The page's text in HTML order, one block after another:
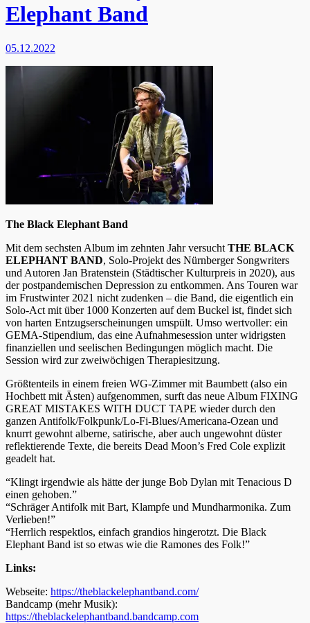
Elephant Band
05.12.2022
The Black Elephant Band
Mit dem sechsten Album im zehnten Jahr versucht THE BLACK
ELEPHANT BAND, Solo-Projekt des Nürnberger Songwriters
und Autoren Jan Bratenstein (Städtischer Kulturpreis in 2020), aus
der postpandemischen Depression zu entkommen. Ans Touren war
im Frustwinter 2021 nicht zudenken – die Band, die eigentlich ein
Solo-Act mit über 1000 Konzerten auf dem Buckel ist, findet sich
von harten Entzugserscheinungen umspült. Umso wertvoller: ein
GEMA-Stipendium, das eine Aufnahmesession unter widrigsten
finanziellen und seelischen Bedingungen möglich macht. Die
Session wird zur zweiwöchigen Therapiesitzung.
Größtenteils in einem freien WG-Zimmer mit Baumbett (also ein
Hochbett mit Ästen) aufgenommen, surft das neue Album FIXING
GREAT MISTAKES WITH DUCT TAPE wieder durch den
ganzen Antifolk/Folkpunk/Lo-Fi-Blues/Americana-Ozean und
knurrt gewohnt alberne, satirische, aber auch ungewohnt düster
reflektierende Texte, die bereits Dead Moon’s Fred Cole explizit
geadelt hat.
“Klingt irgendwie als hätte der junge Bob Dylan mit Tenacious D
einen gehoben.”
“Schräger Antifolk mit Bart, Klampfe und Mundharmonika. Zum
Verlieben!”
“Herrlich respektlos, einfach grandios hingerotzt. Die Black
Elephant Band ist so etwas wie die Ramones des Folk!”
Links:
Webseite: https://theblackelephantband.com/
Bandcamp (mehr Musik):
https://theblackelephantband.bandcamp.com